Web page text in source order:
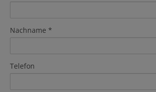
Nachname
Telefon